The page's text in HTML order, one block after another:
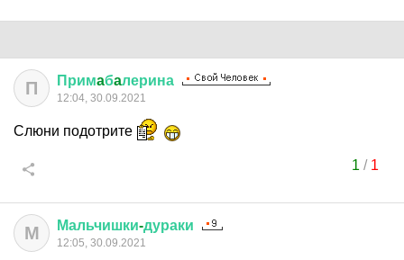
П Примaбaлерина
12:04, 30.09.2021
Слюни подотрите
1 / 1
М Мальчишки-дураки
12:05, 30.09.2021